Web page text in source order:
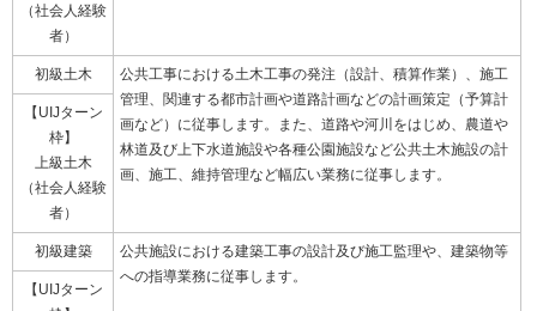
（社会人経験
者）
初級土木
公共工事における土木工事の発注（設計、積算作業）、施工
管理、関連する都市計画や道路計画などの計画策定（予算計
画など）に従事します。また、道路や河川をはじめ、農道や
林道及び上下水道施設や各種公園施設など公共土木施設の計
画、施工、維持管理など幅広い業務に従事します。
【UIJターン
枠】
上級土木
（社会人経験
者）
初級建築
公共施設における建築工事の設計及び施工監理や、建築物等
への指導業務に従事します。
【UIJターン